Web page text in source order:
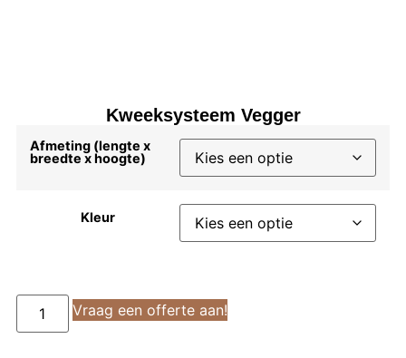
Kweeksysteem Vegger
Afmeting (lengte x
breedte x hoogte)
Kleur
Vraag een offerte aan!